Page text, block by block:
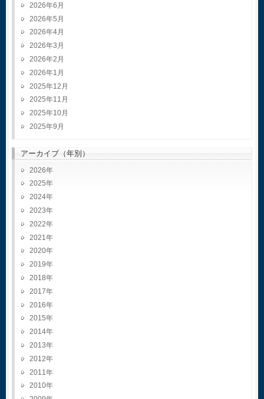
2026年6月
2026年5月
2026年4月
2026年3月
2026年2月
2026年1月
2025年12月
2025年11月
2025年10月
2025年9月
アーカイブ（年別）
2026
2025
2024
2023
2022
2021
2020
2019
2018
2017
2016
2015
2014
2013
2012
2011
2010